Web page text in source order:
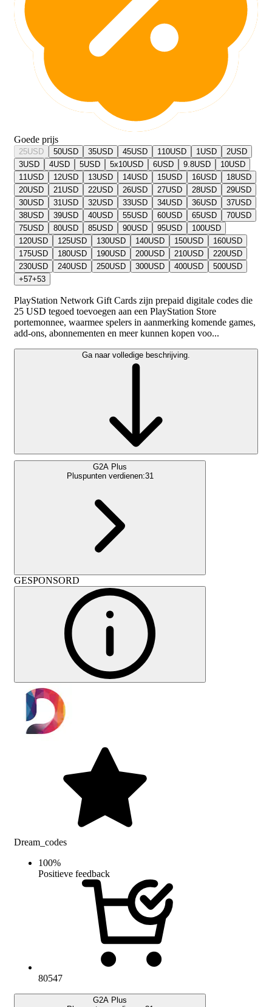
Goede prijs
25USD 50USD 35USD 45USD 110USD 1USD 2USD
3USD 4USD 5USD 5x10USD 6USD 9.8USD 10USD
11USD 12USD 13USD 14USD 15USD 16USD 18USD
20USD 21USD 22USD 26USD 27USD 28USD 29USD
30USD 31USD 32USD 33USD 34USD 36USD 37USD
38USD 39USD 40USD 55USD 60USD 65USD 70USD
75USD 80USD 85USD 90USD 95USD 100USD
120USD 125USD 130USD 140USD 150USD 160USD
175USD 180USD 190USD 200USD 210USD 220USD
230USD 240USD 250USD 300USD 400USD 500USD
+57+53
PlayStation Network Gift Cards zijn prepaid digitale codes die
25 USD tegoed toevoegen aan een PlayStation Store
portemonnee, waarmee spelers in aanmerking komende games,
add-ons, abonnementen en meer kunnen kopen voo...
Ga naar volledige beschrijving.
G2A Plus
Pluspunten verdienen:31
GESPONSORD
Dream_codes
100%
Positieve feedback
80547
G2A Plus